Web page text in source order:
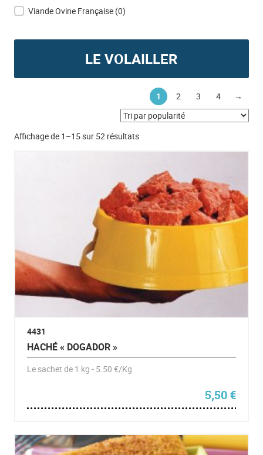
Viande Ovine Française (0)
LE VOLAILLER
1 2 3 4 →
Affichage de 1–15 sur 52 résultatsTrié par popularité
4431
HACHÉ « DOGADOR »
Le sachet de 1 kg - 5.50 €/Kg
5,50€